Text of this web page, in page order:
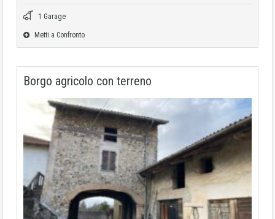
1 Garage
Metti a Confronto
Borgo agricolo con terreno